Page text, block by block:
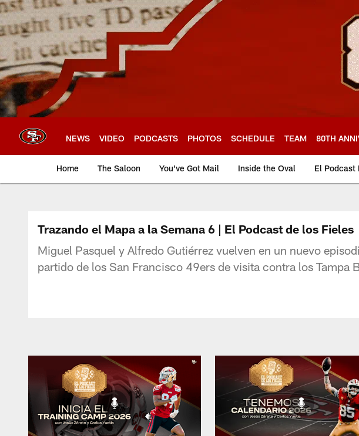
Skip
to
main
content
NEWS VIDEO PODCASTS PHOTOS SCHEDULE TEAM 80TH
Home The Saloon You've Got Mail Inside the Oval El Podcast
Trazando el Mapa a la Semana 6 | El Podcast de los Fieles
Miguel Pasquel y Alfredo Gutiérrez vuelven en un nuevo
partido de los San Francisco 49ers de visita contra los Tampa